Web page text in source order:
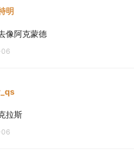
明
像阿克蒙德
06
拉斯
06